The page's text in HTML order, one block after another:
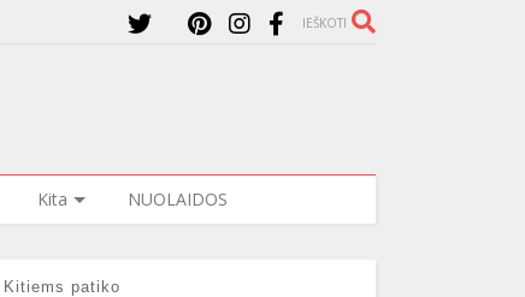
IEŠKOTI
Kita NUOLAIDOS
Kitiems patiko